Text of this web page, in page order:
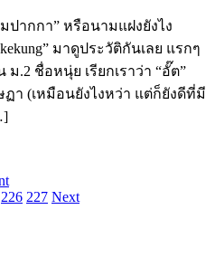
ปากกา” หรือนามแฝงยังไง
มาดูประวัติกันเลย แรกๆ
.2 ชื่อหนุ่ย เรียกเราว่า “อั๊ต”
ฏา (เหมือนยังไงหว่า แต่ก็ยังดีที่มี
226 227 Next